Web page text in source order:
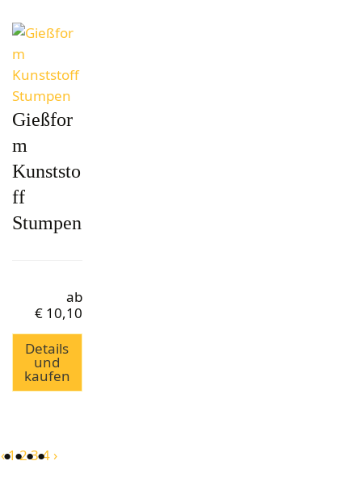
Gießfor
m
Kunststo
ff
Stumpen
ab
€ 10,10
Details
und
kaufen
‹1234 ›